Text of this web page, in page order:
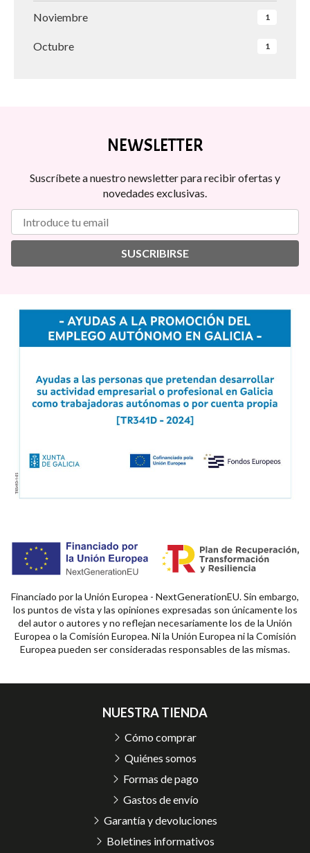
Noviembre
1
Octubre 1
NEWSLETTER
Suscríbete a nuestro newsletter para recibir ofertas y
novedades exclusivas.
SUSCRIBIRSE
Financiado por la Unión Europea - NextGenerationEU. Sin embargo,
los puntos de vista y las opiniones expresadas son únicamente los
del autor o autores y no reflejan necesariamente los de la Unión
Europea o la Comisión Europea. Ni la Unión Europea ni la Comisión
Europea pueden ser consideradas responsables de las mismas.
NUESTRA TIENDA
Cómo comprar
Quiénes somos
Formas de pago
Gastos de envío
Garantía y devoluciones
Boletines informativos